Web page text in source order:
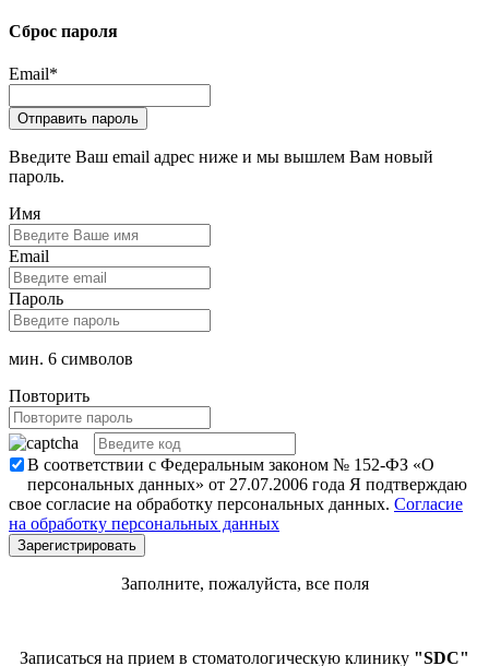
Сброс пароля
Email*
Введите Ваш email адрес ниже и мы вышлем Вам новый
пароль.
Имя
Email
Пароль
мин. 6 символов
Повторить
В соответствии с Федеральным законом № 152-ФЗ «О
персональных данных» от 27.07.2006 года Я подтверждаю
свое согласие на обработку персональных данных. Согласие
на обработку персональных данных
Заполните, пожалуйста, все поля
Записаться на прием в стоматологическую клинику "SDC"